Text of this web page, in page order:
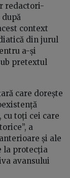
redactori-
context
din jurul
a-și
pretextul
care dorește
cu toți cei care
a
și ale
la protecția
avansului